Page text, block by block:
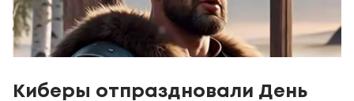
Киберы отпраздновали День